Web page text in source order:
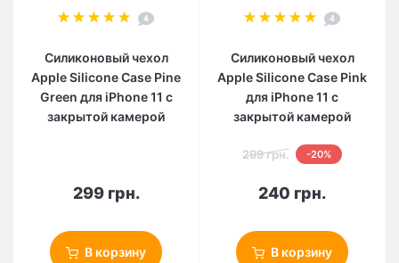
4
Силиконовый чехол
Apple Silicone Case Pine
Green для iPhone 11 с
закрытой камерой
299 грн.
В корзину
4
Силиконовый чехол
Apple Silicone Case Pink
для iPhone 11 с
закрытой камерой
299 грн. -20%
240 грн.
В корзину